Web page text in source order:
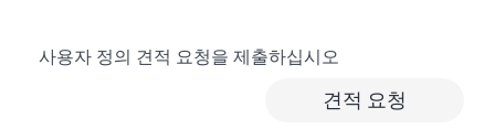
하드웨어 교환 서비스에서는 지정된 기간 내에 고객이
제공합니다. 교체 제품 또는 부품은 신제품이거나 신제
사용자 정의 견적 요청을 제출하십시오
견적 요청